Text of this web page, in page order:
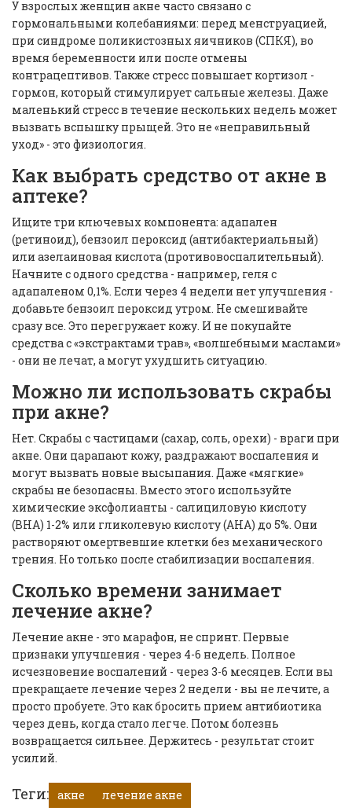
У взрослых женщин акне часто связано с
гормональными колебаниями: перед менструацией,
при синдроме поликистозных яичников (СПКЯ), во
время беременности или после отмены
контрацептивов. Также стресс повышает кортизол -
гормон, который стимулирует сальные железы. Даже
маленький стресс в течение нескольких недель может
вызвать вспышку прыщей. Это не «неправильный
уход» - это физиология.
Как выбрать средство от акне в
аптеке?
Ищите три ключевых компонента: адапален
(ретиноид), бензоил пероксид (антибактериальный)
или азелаиновая кислота (противовоспалительный).
Начните с одного средства - например, геля с
адапаленом 0,1%. Если через 4 недели нет улучшения -
добавьте бензоил пероксид утром. Не смешивайте
сразу все. Это перегружает кожу. И не покупайте
средства с «экстрактами трав», «волшебными маслами»
- они не лечат, а могут ухудшить ситуацию.
Можно ли использовать скрабы
при акне?
Нет. Скрабы с частицами (сахар, соль, орехи) - враги при
акне. Они царапают кожу, раздражают воспаления и
могут вызвать новые высыпания. Даже «мягкие»
скрабы не безопасны. Вместо этого используйте
химические эксфолианты - салициловую кислоту
(BHA) 1-2% или гликолевую кислоту (AHA) до 5%. Они
растворяют омертвевшие клетки без механического
трения. Но только после стабилизации воспаления.
Сколько времени занимает
лечение акне?
Лечение акне - это марафон, не спринт. Первые
признаки улучшения - через 4-6 недель. Полное
исчезновение воспалений - через 3-6 месяцев. Если вы
прекращаете лечение через 2 недели - вы не лечите, а
просто пробуете. Это как бросить прием антибиотика
через день, когда стало легче. Потом болезнь
возвращается сильнее. Держитесь - результат стоит
усилий.
Теги: акне
лечение акне